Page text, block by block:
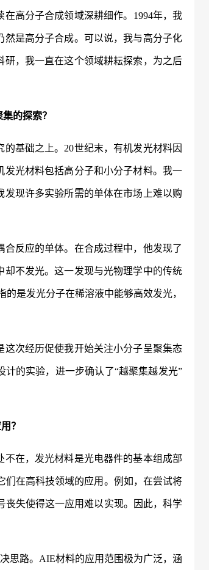
高分子合成领域深耕细作。 1994年，我
是高分子合成。可以说，我与高分子化
，我一直在这个领域耕耘探索，为之后
的探索？
基础之上。 20世纪末，有机发光材料因
光材料包括高分子和小分子材料。我一
现许多实验所需的单体在市场上难以购
反应的单体。在合成过程中，他发现了
不发光。这一发现与光物理学中的传统
是发光分子在稀溶液中能够高效发光，
次经历促使我开始关注小分子呈聚集态
计的实验，进一步确认了“越聚集越发光”
？
在，发光材料是光电器件的基本组成部
们在高科技领域的应用。例如，在尝试将
丧失使得这一应用难以实现。因此，科学
思路。AIE材料的应用范围极为广泛，涵